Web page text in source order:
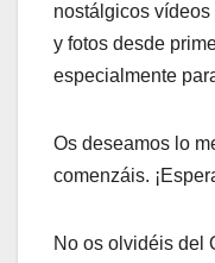
nostálgicos
y fotos desde
especialmente
Os deseamos lo
comenzáis.
No os olvidéis del